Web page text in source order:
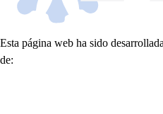
Esta página web ha sido
de: